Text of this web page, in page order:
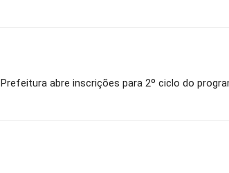
Prefeitura abre inscrições para 2º ciclo do